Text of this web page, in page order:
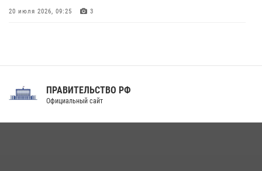
20 июля 2026, 09:25 3
Праздник «Один день с Росгвардией» к 105-летию Центрального
ПРАВИТЕЛЬСТВО РФ
Официальный сайт